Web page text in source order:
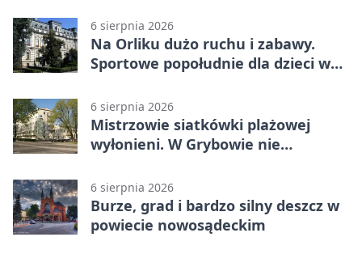
6 sierpnia 2026
Na Orliku dużo ruchu i zabawy.
Sportowe popołudnie dla dzieci w
6 sierpnia 2026
Mistrzowie siatkówki plażowej
wyłonieni. W Grybowie nie
6 sierpnia 2026
Burze, grad i bardzo silny deszcz w
powiecie nowosądeckim